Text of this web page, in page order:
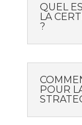
QUEL
LA
?
POUR